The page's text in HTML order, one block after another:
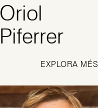
Oriol
Piferrer
EXPLORA MÉS